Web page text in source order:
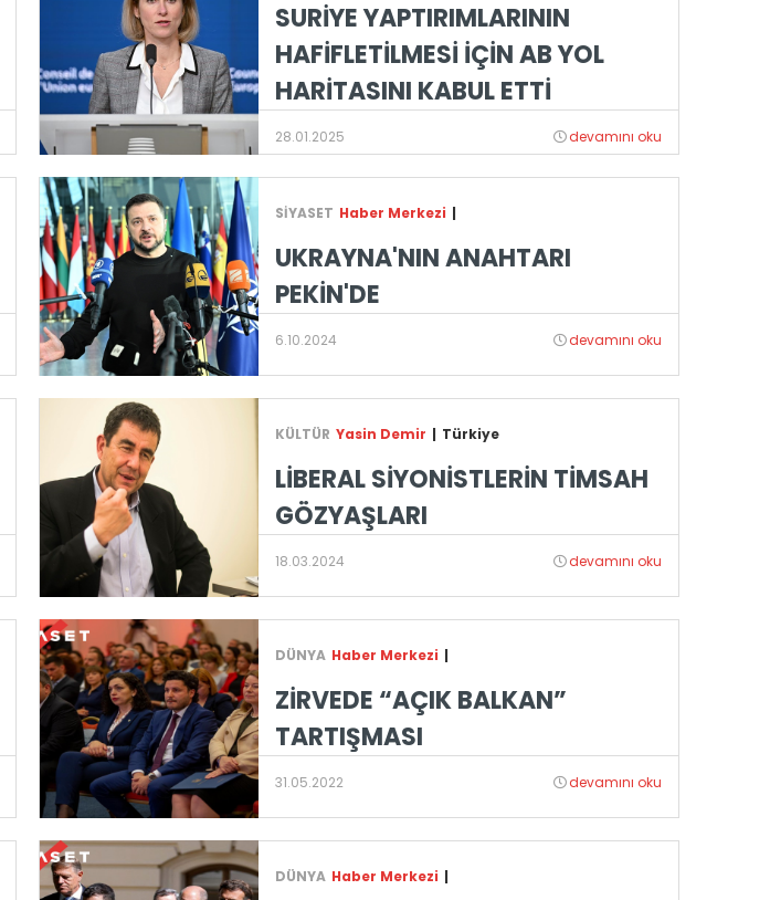
SURİYE YAPTIRIMLARININ
HAFİFLETİLMESİ İÇİN AB YOL
HARİTASINI KABUL ETTİ
28.01.2025 devamını oku
SİYASET Haber Merkezi |
UKRAYNA'NIN ANAHTARI
PEKİN'DE
6.10.2024 devamını oku
KÜLTÜR Yasin Demir | Türkiye
LİBERAL SİYONİSTLERİN TİMSAH
GÖZYAŞLARI
18.03.2024 devamını oku
DÜNYA Haber Merkezi |
ZİRVEDE “AÇIK BALKAN”
TARTIŞMASI
31.05.2022 devamını oku
DÜNYA Haber Merkezi |